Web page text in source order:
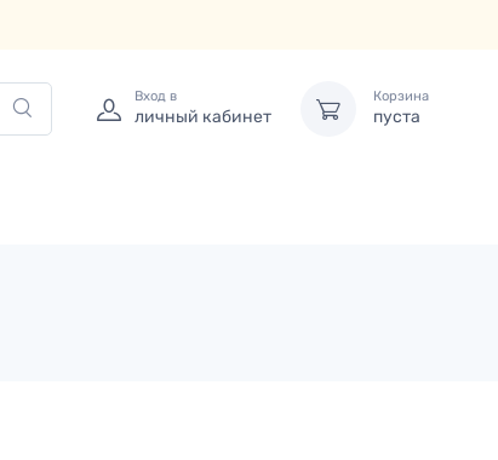
Вход в
личный кабинет
Корзина
пуста